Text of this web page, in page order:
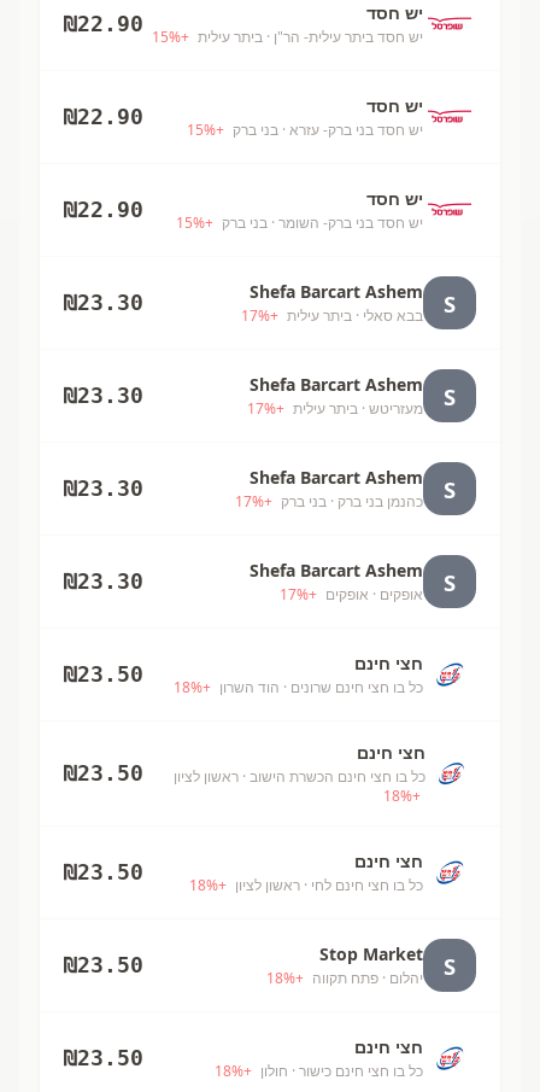
יש חסד
יש חסד ביתר עילית- הר"ן · ביתר עילית +
15%
₪22.90
יש חסד
יש חסד בני ברק- עזרא · בני ברק +
15%
₪22.90
יש חסד
יש חסד בני ברק- השומר · בני ברק +
15%
₪22.90
S
Shefa Barcart Ashem
בבא סאלי · ביתר עילית +
17%
₪23.30
S
Shefa Barcart Ashem
מעזריטש · ביתר עילית +
17%
₪23.30
S
Shefa Barcart Ashem
כהנמן בני ברק · בני ברק +
17%
₪23.30
S
Shefa Barcart Ashem
אופקים · אופקים +
17%
₪23.30
חצי חינם
כל בו חצי חינם שרונים · הוד השרון +
18%
₪23.50
חצי חינם
כל בו חצי חינם הכשרת הישוב· ראשון לציון
+
18%
₪23.50
חצי חינם
כל בו חצי חינם לחי · ראשון לציון +
18%
₪23.50
S
Stop Market
יהלום · פתח תקווה +
18%
₪23.50
חצי חינם
כל בו חצי חינם כישור · חולון +
18%
₪23.50